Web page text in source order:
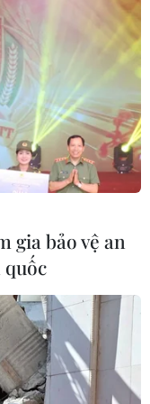
tò
gia bảo vệ an